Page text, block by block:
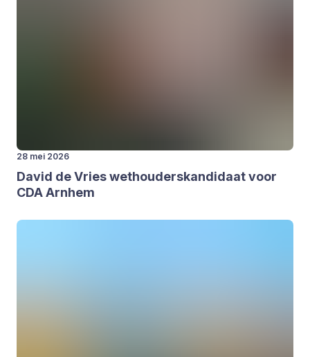
28 mei 2026
David de Vries wet­hou­ders­kan­di­daat voor
CDAArn­hem